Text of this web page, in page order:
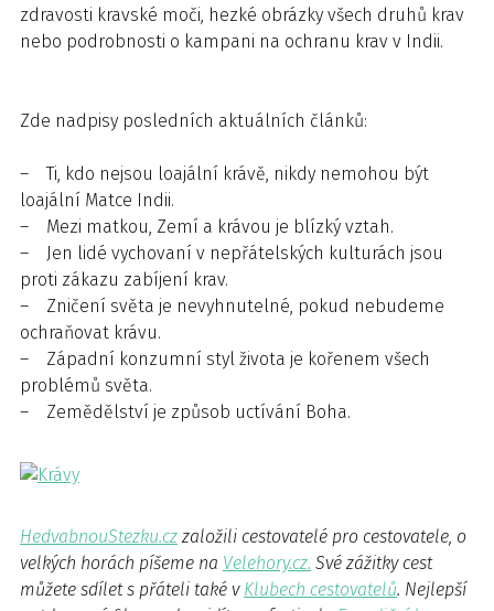
zdravosti kravské moči, hezké obrázky všech druhů krav
nebo podrobnosti o kampani na ochranu krav v Indii.
Zde nadpisy posledních aktuálních článků:
– Ti, kdo nejsou loajální krávě, nikdy nemohou být
loajální Matce Indii.
– Mezi matkou, Zemí a krávou je blízký vztah.
– Jen lidé vychovaní v nepřátelských kulturách jsou
proti zákazu zabíjení krav.
– Zničení světa je nevyhnutelné, pokud nebudeme
ochraňovat krávu.
– Západní konzumní styl života je kořenem všech
problémů světa.
– Zemědělství je způsob uctívání Boha.
HedvabnouStezku.cz založili cestovatelé pro cestovatele, o
velkých horách píšeme na Velehory.cz. Své zážitky cest
můžete sdílet s přáteli také v Klubech cestovatelů. Nejlepší